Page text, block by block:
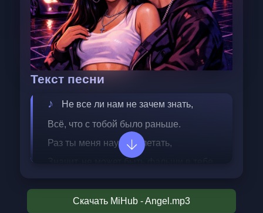
Текст песни
Не все ли нам не зачем знать,
Всё, что с тобой было раньше.
Раз ты меня научила летать,
Ты не ангел, но для меня,
Скачать MiHub - Angel.mp3